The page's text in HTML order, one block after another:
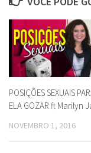
POSIÇÕES SEXUAIS
ELA GOZAR ft Marilyn
NOVEMBRO 1, 2016